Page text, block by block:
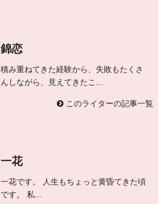
錦恋
積み重ねてきた経験から、失敗もたくさ
んしながら、見えてきたこ...
このライターの記事一覧
一花
一花です。 人生もちょっと黄昏てきた頃
です。 私...